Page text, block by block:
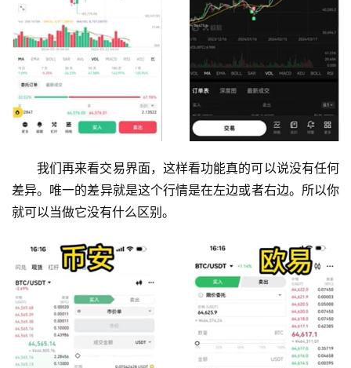
我们再来看交易界面，这样看功能真的可以说没有任何
差异。唯一的差异就是这个行情是在左边或者右边。所以你
就可以当做它没有什么区别。